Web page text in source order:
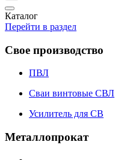
Каталог
Перейти в раздел
Свое производство
ПВЛ
Сваи винтовые СВЛ
Усилитель для СВ
Металлопрокат